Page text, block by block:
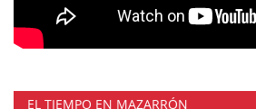
EL TIEMPO EN MAZARRÓN